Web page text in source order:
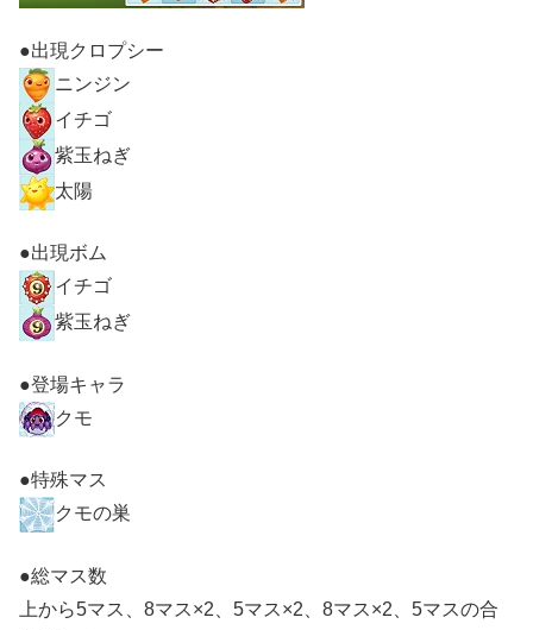
●出現クロプシー
ニンジン
イチゴ
紫玉ねぎ
太陽
●出現ボム
イチゴ
紫玉ねぎ
●登場キャラ
クモ
●特殊マス
クモの巣
●総マス数
上から5マス、8マス×2、5マス×2、8マス×2、5マスの合